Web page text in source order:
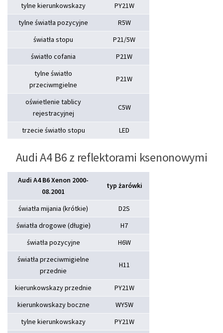
tylne kierunkowskazy
PY21W
tylne światła pozycyjne
R5W
światła stopu
P21/5W
światło cofania
P21W
tylne światło
przeciwmgielne
P21W
oświetlenie tablicy
rejestracyjnej
C5W
trzecie światło stopu LED
Audi A4 B6 z reflektorami ksenonowymi
Audi A4 B6 Xenon 2000-
08.2001
typ żarówki
światła mijania (krótkie)
D2S
światła drogowe (długie)
H7
światła pozycyjne
H6W
światła przeciwmigielne
przednie
H11
kierunkowskazy przednie
PY21W
kierunkowskazy boczne
WY5W
tylne kierunkowskazy
PY21W